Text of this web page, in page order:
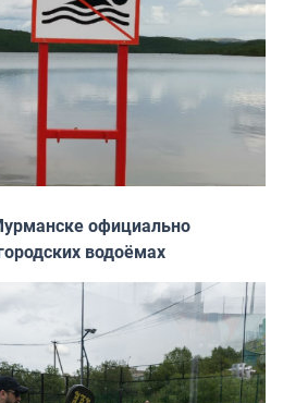
официально
водоёмах